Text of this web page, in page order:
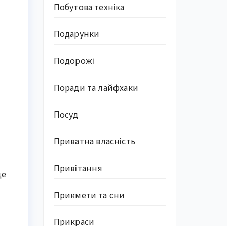
Побутова техніка
Подарунки
Подорожі
Поради та лайфхаки
Посуд
Приватна власність
Привітання
Прикмети та сни
Прикраси